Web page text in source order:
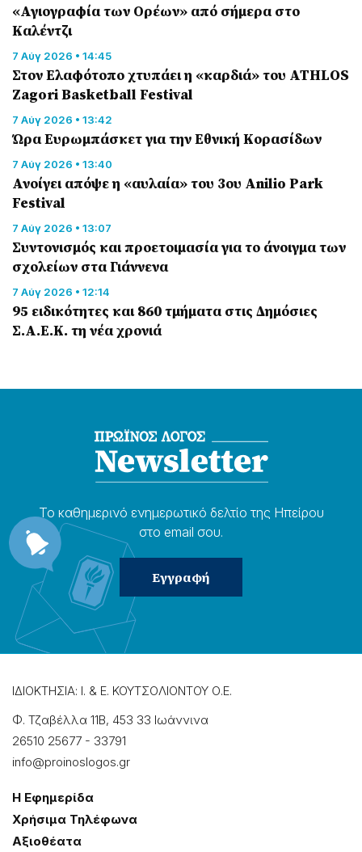
«Αγιογραφία των Ορέων» από σήμερα στο
Καλέντζι
7 Αύγ 2026 • 14:45
Στον Ελαφότοπο χτυπάει η «καρδιά» του ATHLOS
Zagori Basketball Festival
7 Αύγ 2026 • 13:42
Ώρα Ευρωμπάσκετ για την Εθνική Κορασίδων
7 Αύγ 2026 • 13:40
Ανοίγει απόψε η «αυλαία» του 3ου Anilio Park
Festival
7 Αύγ 2026 • 13:07
Συντονισμός και προετοιμασία για το άνοιγμα των
σχολείων στα Γιάννενα
7 Αύγ 2026 • 12:14
95 ειδικότητες και 860 τμήματα στις Δημόσιες
Σ.Α.Ε.Κ. τη νέα χρονιά
Το καθημερɩνό ενημερωτɩκό δελτίο της Ηπείρου
στο email σου.
ΙΔΙΟΚΤΗΣΙΑ: Ι. & Ε. ΚΟΥΤΣΟΛΙΟΝΤΟΥ Ο.Ε.
Φ. Τζαβέλλα 11Β, 453 33 Ιωάννɩνα
26510 25677 - 33791
info@proinoslogos.gr
Η Εφημερίδα
Χρήσɩμα Τηλέφωνα
Αξɩοθέατα